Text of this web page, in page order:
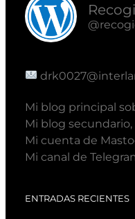
Mi blog principal
Mi blog
Mi cuenta de
Mi canal de
ENTRADAS RECIENTES